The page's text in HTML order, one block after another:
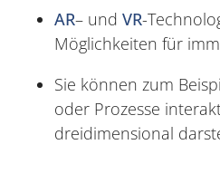
AR– und VR-
Möglichkeiten für
Sie können zum
oder Prozesse
dreidimensional